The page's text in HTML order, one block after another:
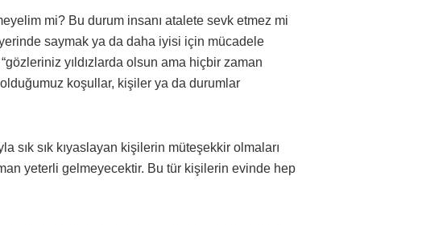
mi? Bu durum insanı atalete sevk etmez mi
saymak ya da daha iyisi için mücadele
yıldızlarda olsun ama hiçbir zaman
koşullar, kişiler ya da durumlar
sık sık kıyaslayan kişilerin müteşekkir olmaları
yeterli gelmeyecektir. Bu tür kişilerin evinde hep